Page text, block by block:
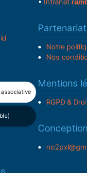
• Intranet
Notre
Nos
Mentions
RGPD &